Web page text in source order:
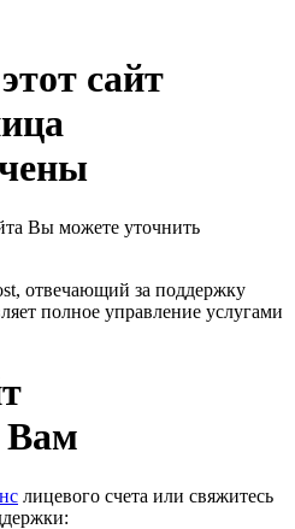
сайт
Вы можете уточнить
отвечающий за поддержку
полное управление услугами
Вам
лицевого счета или свяжитесь